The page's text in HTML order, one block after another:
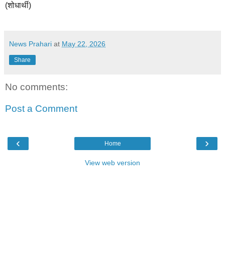
(शोधार्थी)
News Prahari at May 22, 2026
Share
No comments:
Post a Comment
‹ ›
Home
View web version